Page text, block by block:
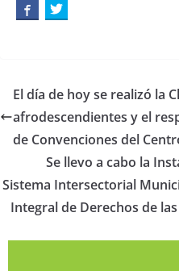
El día de hoy se realizó la
afrodescendientes y el
de Convenciones del
Se llevo a cabo la
Sistema Intersectorial
Integral de Derechos de